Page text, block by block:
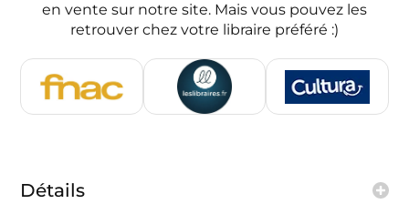
en vente sur notre site. Mais vous pouvez les
retrouver chez votre libraire préféré :)
Détails